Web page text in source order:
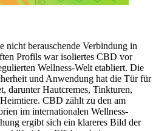
berauschende Verbindung in
Profils war isoliertes CBD vor
Wellness-Welt etabliert. Die
und Anwendung hat die Tür für
darunter Hautcremes, Tinkturen,
CBD zählt zu den am
im internationalen Wellness-
ergibt sich ein klareres Bild der